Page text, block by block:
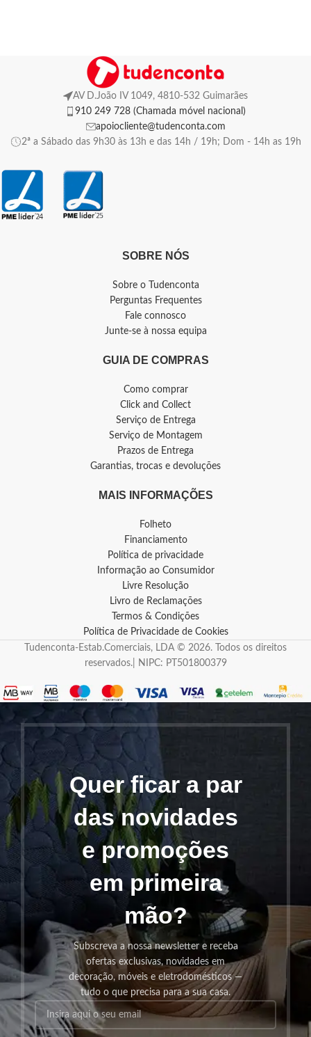
AV D.João IV 1049, 4810-532 Guimarães
910 249 728 (Chamada móvel nacional)
apoiocliente@tudenconta.com
2ª a Sábado das 9h30 às 13h e das 14h / 19h; Dom - 14h as 19h
SOBRE NÓS
Sobre o Tudenconta
Perguntas Frequentes
Fale connosco
Junte-se à nossa equipa
GUIA DE COMPRAS
Como comprar
Click and Collect
Serviço de Entrega
Serviço de Montagem
Prazos de Entrega
Garantias, trocas e devoluções
MAIS INFORMAÇÕES
Folheto
Financiamento
Política de privacidade
Informação ao Consumidor
Livre Resolução
Livro de Reclamações
Termos & Condições
Política de Privacidade de Cookies
Tudenconta-Estab.Comerciais, LDA © 2026. Todos os direitos
reservados.| NIPC: PT501800379
Quer ficar a par
das novidades
e promoções
em primeira
mão?
Subscreva a nossa newsletter e receba
ofertas exclusivas, novidades em
decoração, móveis e eletrodomésticos —
tudo o que precisa para a sua casa.